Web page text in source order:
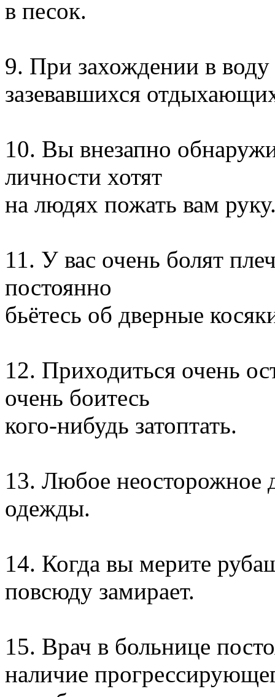
в песок.
9. При захождении в
зазевавшихся
10. Вы внезапно
личности хотят
на людях пожать вам
11. У вас очень болят
постоянно
бьётесь об дверные
12. Приходиться очень
очень боитесь
кого-нибудь затоптать.
13. Любое неосторожное
одежды.
14. Когда вы мерите
повсюду замирает.
15. Врач в больнице
наличие